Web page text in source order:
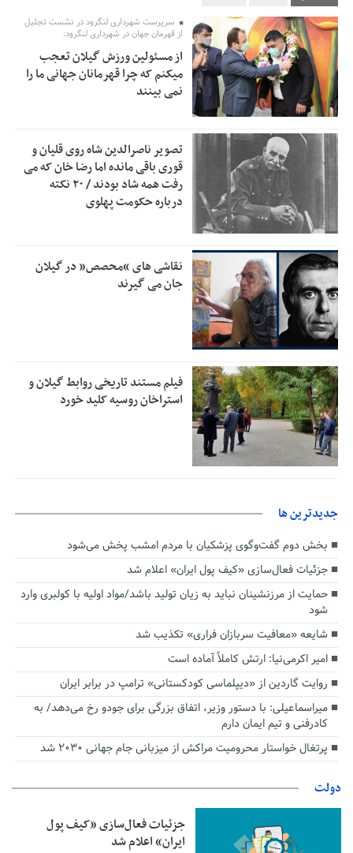
0:58
تسهیلات اشتغالزایی در اختیار نهادهای حمایتی باید براساس
اولویت‌های گیلان پرداخت شود
2:53
زمان جلسه سرنوشت‌ساز هیات رئیسه فدراسیون فوتبال با حضور
قلعه‌نویی مشخص شد
2:50
دفتر رهبر انقلاب: مطالب خارج از مراجع رسمی فاقد سندیت
2:46
بقائی: فضای مذاکرات فنی و سیاسی ایران و عمان درباره تنگه
هرمز، مثبت است
رئیس سازمان جهاد کشاورزی استان: کشاورزان گیلان نسبت به
دریافت یارانه کود اقدام کنند
1:00 تمدید مهلت اظهارنامه‌های مالیاتی سال ۱۴۰۴ تا پایان شهریورماه
سرپرست شهرداری لنگرود در نشست تجلیل
از قهرمان جهان در شهرداری لنگرود:
از مسئولین ورزش گیلان تعجب
میکنم که چرا قهرمانان جهانی ما را
نمی بینند
تصویر ناصرالدین شاه روی قلیان و
قوری باقی مانده اما رضا خان که می
رفت همه شاد بودند / ۲۰ نکته
درباره حکومت پهلوی
نقاشی های “محصص” در گیلان
جان می گیرند
فیلم مستند تاریخی روابط گیلان و
استراخان روسیه کلید خورد
جديدترين ها
بخش دوم گفت‌وگوی پزشکیان با مردم امشب پخش می‌شود
جزئیات فعال‌سازی «کیف پول ایران» اعلام شد
حمایت از مرزنشینان نباید به زیان تولید باشد/مواد اولیه با کولبری وارد
شود
شایعه «معافیت سربازان فراری» تکذیب شد
امیر اکرمی‌نیا: ارتش کاملاً آماده است
روایت گاردین از «دیپلماسی کودکستانی» ترامپ در برابر ایران
میراسماعیلی: با دستور وزیر، اتفاق بزرگی برای جودو رخ می‌دهد/ به
کادرفنی و تیم ایمان دارم
پرتغال خواستار محرومیت مراکش از میزبانی جام جهانی ۲۰۳۰ شد
دولت
جزئیات فعال‌سازی «کیف پول
ایران» اعلام شد